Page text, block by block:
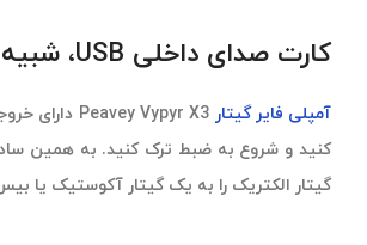
کارت صدای داخلی USB، شبیه سازی اینسترومنت ها به صورت دقیق
آمپلی فایر گیتار
گیتار الکتریک را به یک گیتار آکوستیک یا